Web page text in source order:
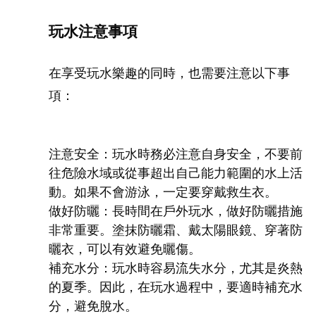
玩水注意事項
在享受玩水樂趣的同時，也需要注意以下事
項：
注意安全：玩水時務必注意自身安全，不要前
往危險水域或從事超出自己能力範圍的水上活
動。如果不會游泳，一定要穿戴救生衣。
做好防曬：長時間在戶外玩水，做好防曬措施
非常重要。塗抹防曬霜、戴太陽眼鏡、穿著防
曬衣，可以有效避免曬傷。
補充水分：玩水時容易流失水分，尤其是炎熱
的夏季。因此，在玩水過程中，要適時補充水
分，避免脫水。